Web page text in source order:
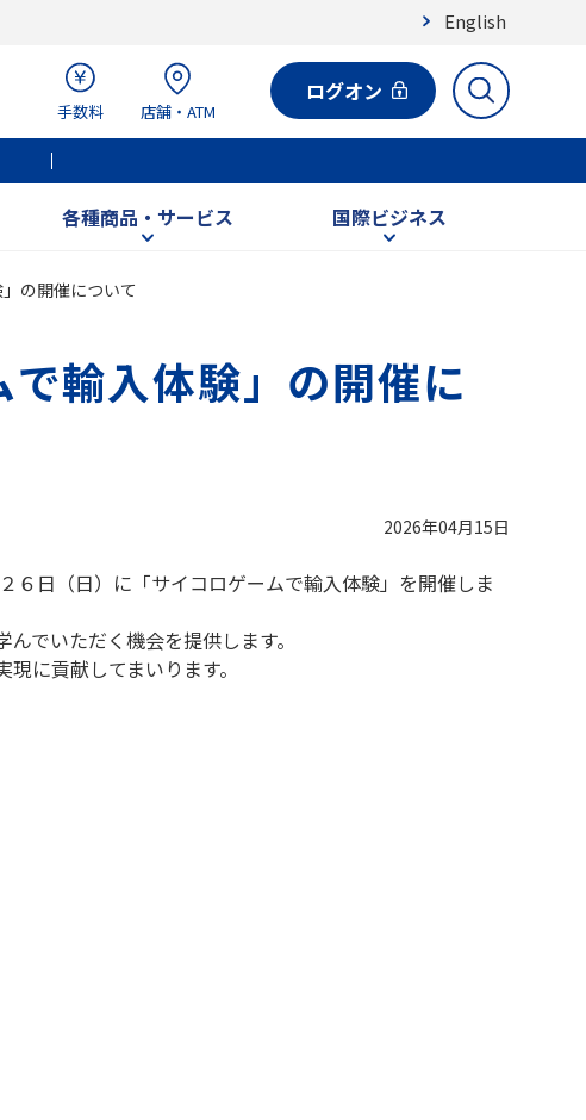
English
手数料 店舗・ATM
ログオン
各種商品・サービス 国際ビジネス
の開催について
輸入体験」の開催に
2026年04月15日
６日（日）に「サイコロゲームで輸入体験」を開催しま
でいただく機会を提供します。
に貢献してまいります。